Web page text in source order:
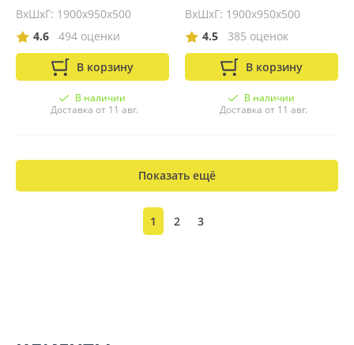
ВхШхГ: 1900х950х500
4.6
494 оценки
В корзину
В наличии
Доставка от 11 авг.
ВхШхГ: 1900х950х500
4.5
385 оценок
В корзину
В наличии
Доставка от 11 авг.
Показать ещё
1 2 3